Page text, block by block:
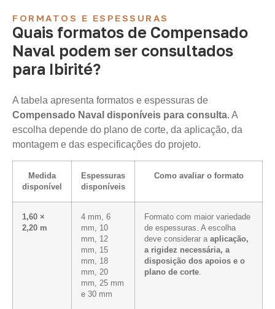
FORMATOS E ESPESSURAS
Quais formatos de Compensado
Naval podem ser consultados
para Ibirité?
A tabela apresenta formatos e espessuras de
Compensado Naval disponíveis para consulta. A
escolha depende do plano de corte, da aplicação, da
montagem e das especificações do projeto.
Medida
disponível
Espessuras
disponíveis
Como avaliar o formato
1,60 ×
2,20 m
4 mm, 6
mm, 10
mm, 12
mm, 15
mm, 18
mm, 20
mm, 25 mm
e 30 mm
Formato com maior variedade
de espessuras. A escolha
deve considerar a aplicação,
a rigidez necessária, a
disposição dos apoios e o
plano de corte.